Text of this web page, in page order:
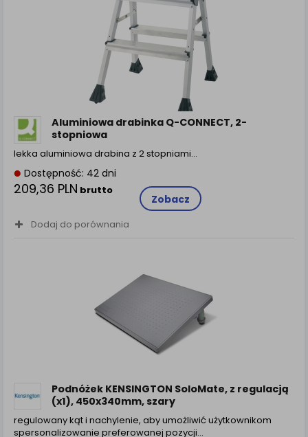
Aluminiowa drabinka Q-CONNECT, 2-
stopniowa
lekka aluminiowa drabina z 2 stopniami…
Dostępność: 42 dni
209,36 PLN brutto
Zobacz
Dodaj do porównania
Podnóżek KENSINGTON SoloMate, z regulacją
(x1), 450x340mm, szary
regulowany kąt i nachylenie, aby umożliwić użytkownikom
spersonalizowanie preferowanej pozycji…